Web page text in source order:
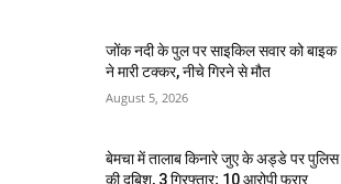
जोंक नदी के पुल पर साइकिल सवार को बाइक
ने मारी टक्कर, नीचे गिरने से मौत
August 5, 2026
बेमचा में तालाब किनारे जुए के अड्डे पर पुलिस
की दबिश, 3 गिरफ्तार; 10 आरोपी फरार